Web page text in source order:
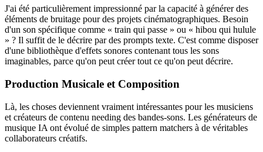
J'ai été particulièrement impressionné par la capacité à générer des
éléments de bruitage pour des projets cinématographiques. Besoin
d'un son spécifique comme « train qui passe » ou « hibou qui hulule
» ? Il suffit de le décrire par des prompts texte. C'est comme disposer
d'une bibliothèque d'effets sonores contenant tous les sons
imaginables, parce qu'on peut créer tout ce qu'on peut décrire.
Production Musicale et Composition
Là, les choses deviennent vraiment intéressantes pour les musiciens
et créateurs de contenu needing des bandes-sons. Les générateurs de
musique IA ont évolué de simples pattern matchers à de véritables
collaborateurs créatifs.